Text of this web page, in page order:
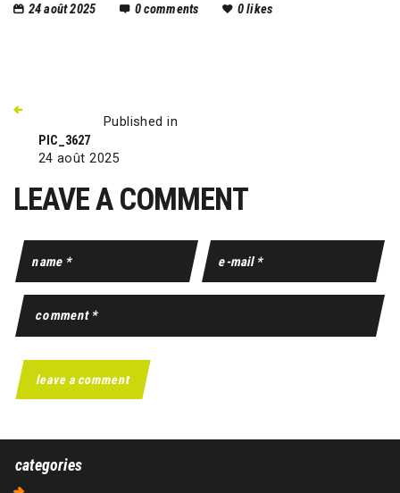
24 août 2025 0comments 0likes
Published in
PIC_3627
24 août 2025
LEAVE A COMMENT
categories